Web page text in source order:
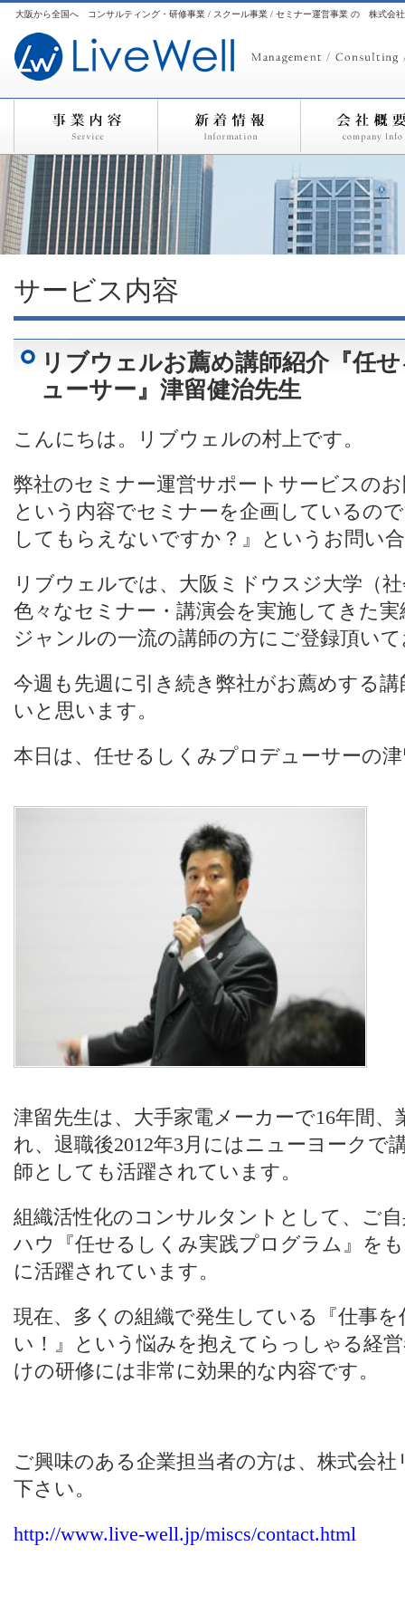
大阪から全国へ コンサルティング・研修事業 / スクール事業 / セミナー運営事業 の 株式会
サービス内容
リブウェルお薦め講師紹介『任
ューサー』津留健治先生
こんにちは。リブウェルの村上です。
弊社のセミナー運営サポートサービスの
という内容でセミナーを企画しているの
してもらえないですか？』というお問い
リブウェルでは、大阪ミドウスジ大学（
色々なセミナー・講演会を実施してきた
ジャンルの一流の講師の方にご登録頂い
今週も先週に引き続き弊社がお薦めする
いと思います。
本日は、任せるしくみプロデューサーの
津留先生は、大手家電メーカーで16年間
れ、退職後2012年3月にはニューヨークで
師としても活躍されています。
組織活性化のコンサルタントとして、ご
ハウ『任せるしくみ実践プログラム』を
に活躍されています。
現在、多くの組織で発生している『仕事
い！』という悩みを抱えてらっしゃる経
けの研修には非常に効果的な内容です。
ご興味のある企業担当者の方は、株式会
下さい。
http://www.live-well.jp/miscs/contact.html